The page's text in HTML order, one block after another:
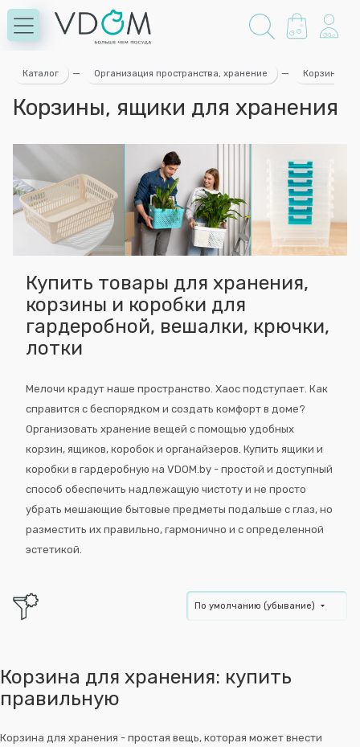
Каталог — Организация пространства, хранение — Корзины,
Корзины, ящики для хранения
Купить товары для хранения,
корзины и коробки для
гардеробной, вешалки, крючки,
лотки
Мелочи крадут наше пространство. Хаос подступает. Как
справится с беспорядком и создать комфорт в доме?
Организовать хранение вещей с помощью удобных
корзин, ящиков, коробок и органайзеров. Купить ящики и
коробки в гардеробную на VDOM.by - простой и доступный
способ обеспечить надлежащую чистоту и не просто
убрать мешающие бытовые предметы подальше с глаз, но
разместить их правильно, гармонично и с определенной
эстетикой.
По умолчанию (убывание)
Корзина для хранения: купить
правильную
Корзина для хранения - простая вещь, которая может внести